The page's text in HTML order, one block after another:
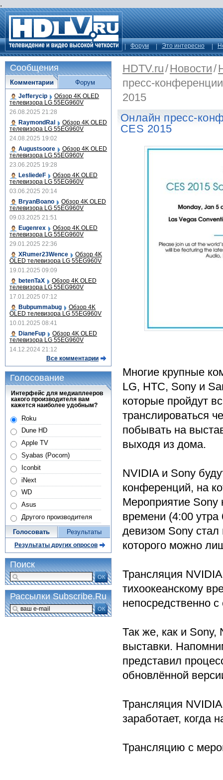
.
Форум Это интересно
HDTV.ru/Новости/
пресс-
2015
Онлайн пресс-
CES 2015
Многие крупные
LG, HTC, Sony и
которые пройдут
транслироваться
побывать на
выходя из дома.
NVIDIA и Sony
конференций, на
Мероприятие Sony
времени (4:00
девизом Sony
которого можно
Трансляция
тихоокеанскому
непосредственно
Так же, как и Sony,
выставки.
представил
обновлённой
Трансляция
заработает, когда
Трансляцию с
Сообщения
Комментарии
Jefferycip Обзор 4K OLED
телевизора LG 55EG960V
26.08.2025 21:28
RaymondRal
Обзор 4K OLED
телевизора LG 55EG960V
24.08.2025 19:02
Augustsoore
Обзор 4K OLED
телевизора LG 55EG960V
23.06.2025 19:28
LesliedeF
Обзор 4K OLED
телевизора LG 55EG960V
03.06.2025 20:14
BryanBoano
Обзор 4K OLED
телевизора LG 55EG960V
09.03.2025 21:51
Eugenrex
Обзор 4K OLED
телевизора LG 55EG960V
29.01.2025 22:36
XRumer23Wence
Обзор 4K
OLED телевизора LG 55EG960V
19.01.2025 09:09
betenTaX
Обзор 4K OLED
телевизора LG 55EG960V
17.01.2025 07:12
Bubpummabug
Обзор 4K
OLED телевизора LG 55EG960V
10.01.2025 08:41
DianeFup
Обзор 4K OLED
телевизора LG 55EG960V
14.12.2024 21:12
Все комментарии
Форум
Голосование
Интерфейс для медиаплееров
какого производителя вам
кажется наиболее удобным?
Roku
Dune HD
Apple TV
Syabas (Pocorn)
Iconbit
iNext
WD
Asus
Другого производителя
Голосовать Результаты
Результаты других опросов
Поиск
ОК
Рассылки Subscribe.Ru
ОК